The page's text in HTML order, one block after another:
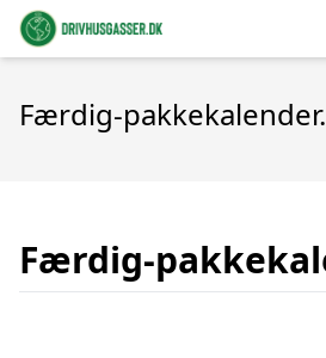
Færdig-
Færdig-